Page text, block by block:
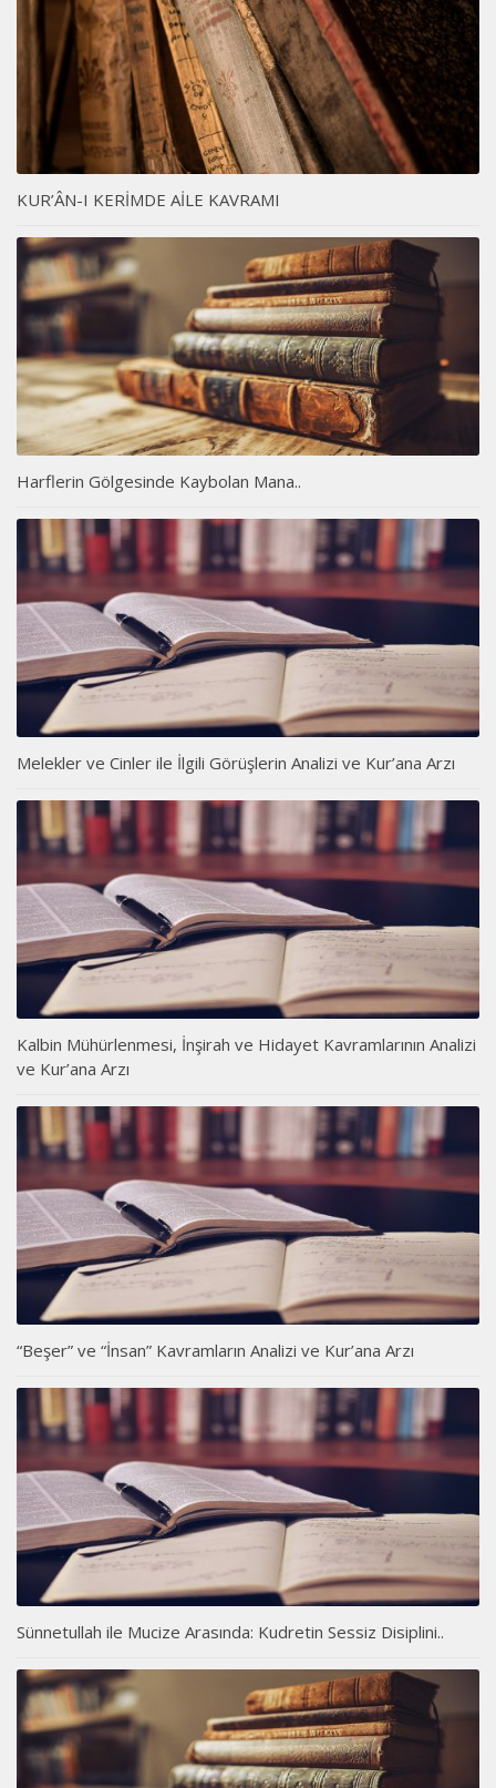
KUR’ÂN-I KERİMDE AİLE KAVRAMI
Harflerin Gölgesinde Kaybolan Mana..
Melekler ve Cinler ile İlgili Görüşlerin Analizi ve Kur’ana Arzı
Kalbin Mühürlenmesi, İnşirah ve Hidayet Kavramlarının Analizi
ve Kur’ana Arzı
“Beşer” ve “İnsan” Kavramların Analizi ve Kur’ana Arzı
Sünnetullah ile Mucize Arasında: Kudretin Sessiz Disiplini..